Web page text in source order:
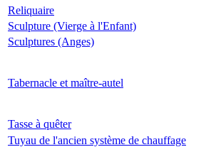
Reliquaire
Sculpture (Vierge à l'Enfant)
Sculptures (Anges)
Tabernacle et maître-autel
Tasse à quêter
Tuyau de l'ancien système de chauffage